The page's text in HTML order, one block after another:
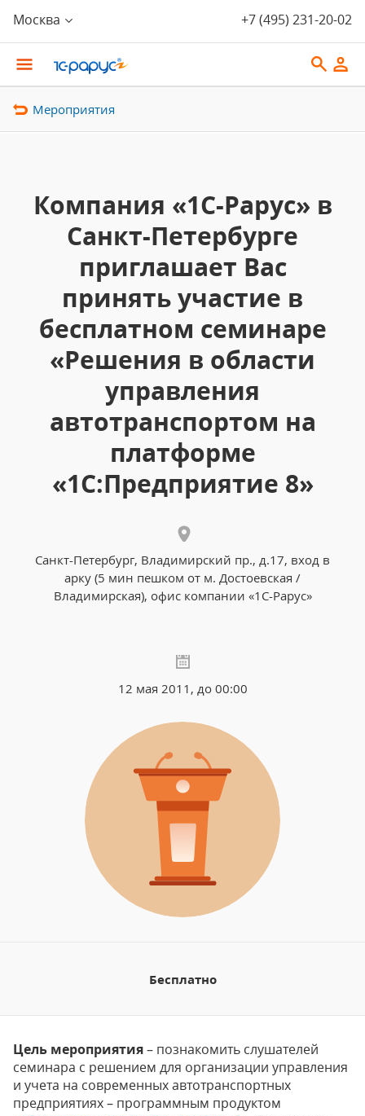
Москва +7 (495) 231-20-02
Мероприятия
Компания «1С-Рарус» в
Санкт-Петербурге
приглашает Вас
принять участие в
бесплатном семинаре
«Решения в области
управления
автотранспортом на
платформе
«1С:Предприятие 8»
Санкт-Петербург, Владимирский пр., д.17, вход в
арку (5 мин пешком от м. Достоевская /
Владимирская), офис компании «1С-Рарус»
12 мая 2011, до 00:00
Бесплатно
Цель мероприятия– познакомить слушателей
семинара с решением для организации управления
и учета на современных автотранспортных
предприятиях – программным продуктом